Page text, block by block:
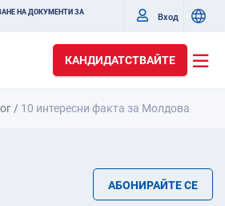
НА ДОКУМЕНТИ ЗА
Вход
КАНДИДАТСТВАЙТЕ
/ 10 интересни факта за Молдова
АБОНИРАЙТЕ СЕ